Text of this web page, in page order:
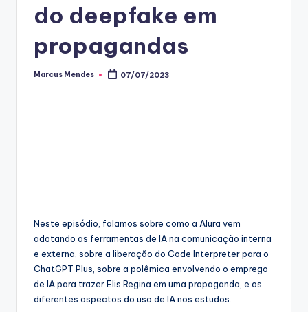
do deepfake em
propagandas
Posted
Marcus Mendes 07/07/2023
Neste episódio, falamos sobre como a Alura vem
adotando as ferramentas de IA na comunicação interna
e externa, sobre a liberação do Code Interpreter para o
ChatGPT Plus, sobre a polêmica envolvendo o emprego
de IA para trazer Elis Regina em uma propaganda, e os
diferentes aspectos do uso de IA nos estudos.